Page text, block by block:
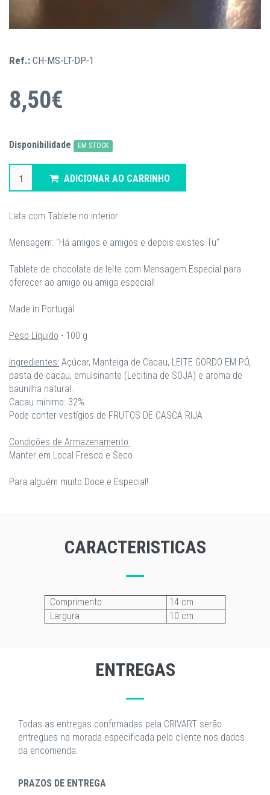
Ref.: CH-MS-LT-DP-1
8,50€
Disponibilidade EM STOCK
ADICIONAR AO CARRINHO
Lata com Tablete no interior
Mensagem: "Há amigos e amigos e depois existes Tu"
Tablete de chocolate de leite com Mensagem Especial para
oferecer ao amigo ou amiga especial!
Made in Portugal
Peso Líquido - 100 g
Ingredientes: Açúcar, Manteiga de Cacau, LEITE GORDO EM PÓ,
pasta de cacau, emulsinante (Lecitina de SOJA) e aroma de
baunilha natural.
Cacau mínimo: 32%
Pode conter vestígios de FRUTOS DE CASCA RIJA
Condições de Armazenamento:
Manter em Local Fresco e Seco
Para alguém muito Doce e Especial!
CARACTERISTICAS
Comprimento
14 cm
Largura
10 cm
ENTREGAS
Todas as entregas confirmadas pela CRIVART serão
entregues na morada especificada pelo cliente nos dados
da encomenda.
PRAZOS DE ENTREGA